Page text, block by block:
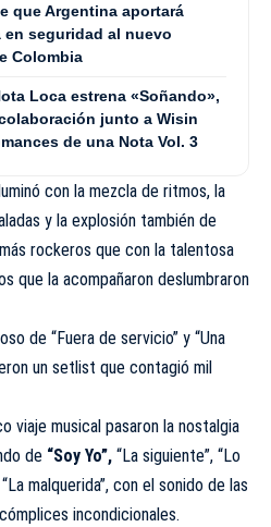
que Argentina aportará
en seguridad al nuevo
Colombia
Loca estrena «Soñando»,
junto a Wisin
de una Nota Vol. 3
con la mezcla de ritmos, la
y la explosión también de
rockeros que con la talentosa
que la acompañaron deslumbraron
de “Fuera de servicio” y “Una
un setlist que contagió mil
viaje musical pasaron la nostalgia
de “Soy Yo”, “La siguiente”, “Lo
malquerida”, con el sonido de las
incondicionales.